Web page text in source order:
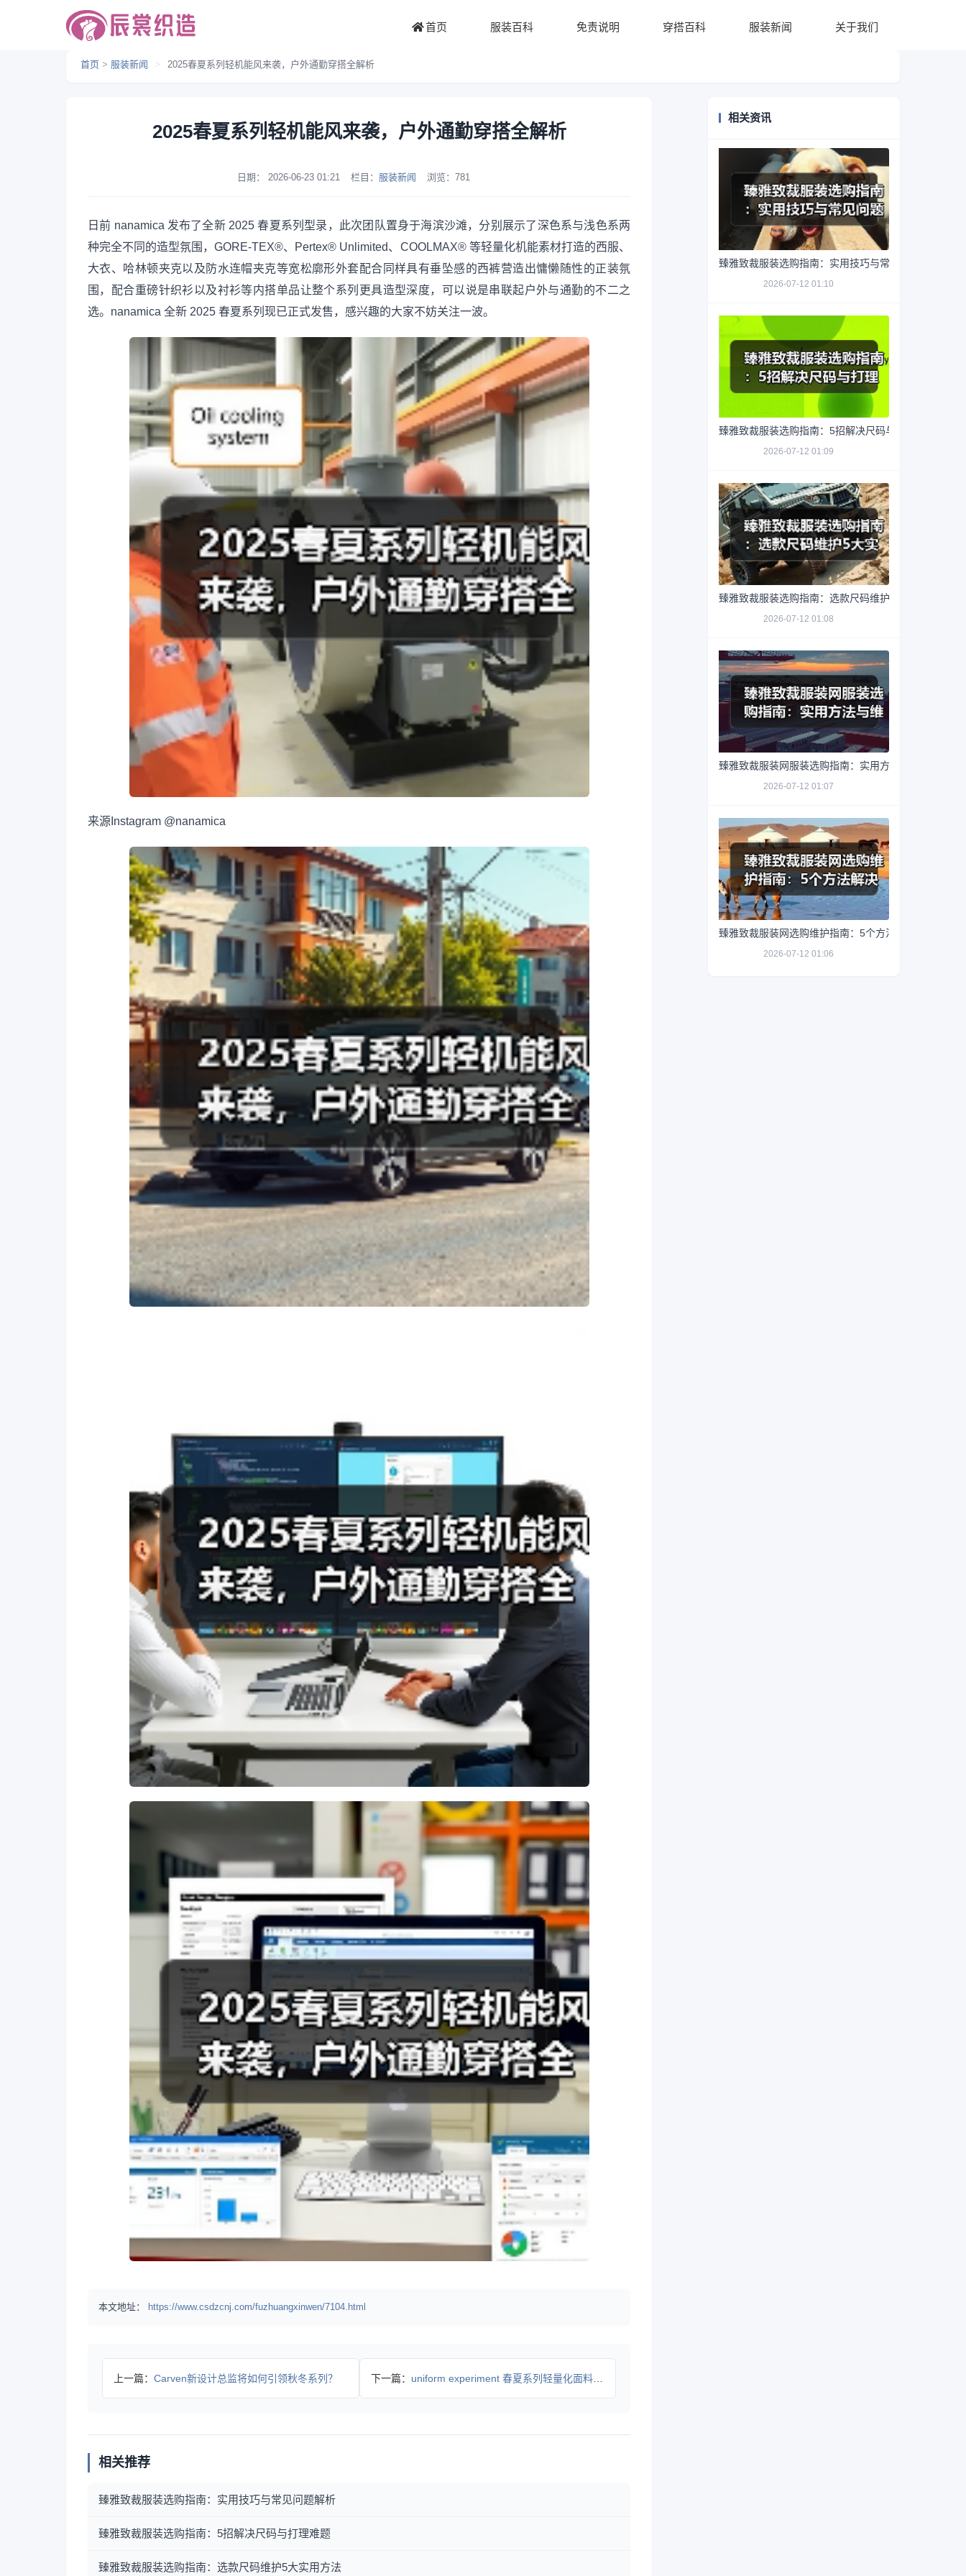
首页 服装百科 免责说明 穿搭百科 服装新闻 关于我们
首页 > 服装新闻 > 2025春夏系列轻机能风来袭，户外通勤穿搭全解析
2025春夏系列轻机能风来袭，户外通勤穿搭全解析
日期： 2026-06-23 01:21 栏目： 服装新闻 浏览： 781
日前 nanamica 发布了全新 2025 春夏系列型录，此次团队置身于海滨沙滩，分别展示了深色系与浅色系两
种完全不同的造型氛围，GORE-TEX®、Pertex® Unlimited、COOLMAX® 等轻量化机能素材打造的西服、
大衣、哈林顿夹克以及防水连帽夹克等宽松廓形外套配合同样具有垂坠感的西裤营造出慵懒随性的正装氛
围，配合重磅针织衫以及衬衫等内搭单品让整个系列更具造型深度，可以说是串联起户外与通勤的不二之
选。nanamica 全新 2025 春夏系列现已正式发售，感兴趣的大家不妨关注一波。
来源 Instagram @nanamica
本文地址： https://www.csdzcnj.com/fuzhuangxinwen/7104.html
上一篇： Carven新设计总监将如何引领秋冬系列？ 下一篇： uniform experiment 春夏系列轻量化面料解锁
相关推荐
臻雅致裁服装选购指南：实用技巧与常见问题解析
臻雅致裁服装选购指南：5招解决尺码与打理难题
臻雅致裁服装选购指南：选款尺码维护5大实用方法
相关资讯
臻雅致裁服装选购指南：实用技巧与常见问题解析
2026-07-12 01:10
臻雅致裁服装选购指南：5招解决尺码与打理难题
2026-07-12 01:09
臻雅致裁服装选购指南：选款尺码维护5大实用方法
2026-07-12 01:08
臻雅致裁服装网服装选购指南：实用方法与维护技巧
2026-07-12 01:07
臻雅致裁服装网选购维护指南：5个方法解决网购踩坑
2026-07-12 01:06